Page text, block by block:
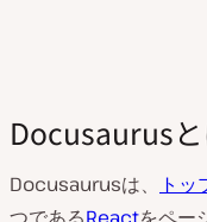
Docusaurus
Docusaurusは、 ト